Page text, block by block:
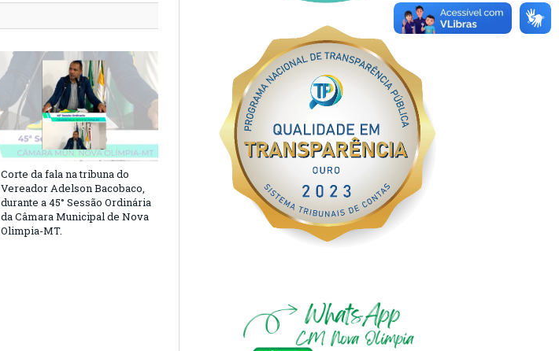
Corte da fala na tribuna do
Vereador Adelson Bacobaco,
durante a 45° Sessão Ordinária
da Câmara Municipal de Nova
Olimpia-MT.